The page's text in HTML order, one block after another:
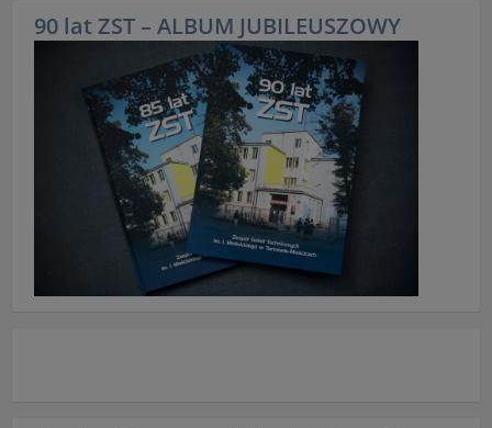
90 lat ZST – ALBUM JUBILEUSZOWY